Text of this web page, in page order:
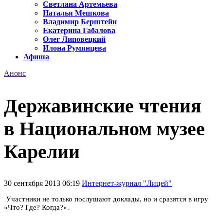
Светлана Артемьева
Наталья Мешкова
Владимир Берштейн
Екатерина Габалова
Олег Липовецкий
Илона Румянцева
Афиша
Анонс
Державинские чтения
в Национальном музее
Карелии
30 сентября 2013 06:19 Интернет-журнал "Лицей"
Участники не только послушают доклады, но и сразятся в игру
«Что? Где? Когда?».